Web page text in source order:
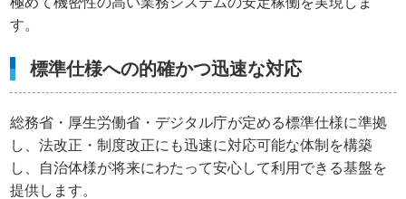
す。
標準仕様への的確かつ迅速な対応
総務省・厚生労働省・デジタル庁が定める標準仕様に準拠
し、法改正・制度改正にも迅速に対応可能な体制を構築
し、自治体様が将来にわたって安心して利用できる基盤を
提供します。